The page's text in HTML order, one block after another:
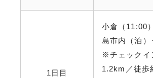
1日目
小倉（11:00
島市内（泊）
※チェックイ
1.2km／徒歩